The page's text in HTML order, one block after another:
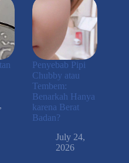
Penyebab Pipi
Chubby atau
Tembem:
Benarkah Hanya
karena Berat
Badan?
July 24,
2026